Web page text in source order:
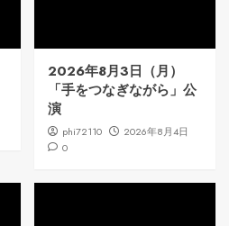
2026年8月3日（月）
「手をつなぎながら」公
演
phi72110
2026年8月4日
0